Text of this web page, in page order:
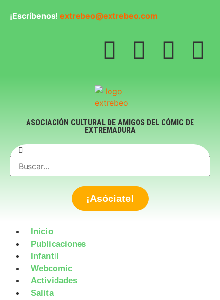
¡Escríbenos! extrebeo@extrebeo.com
ASOCIACIÓN CULTURAL DE AMIGOS DEL CÓMIC DE
EXTREMADURA
¡Asóciate!
Inicio
Publicaciones
Infantil
Webcomic
Actividades
Salita